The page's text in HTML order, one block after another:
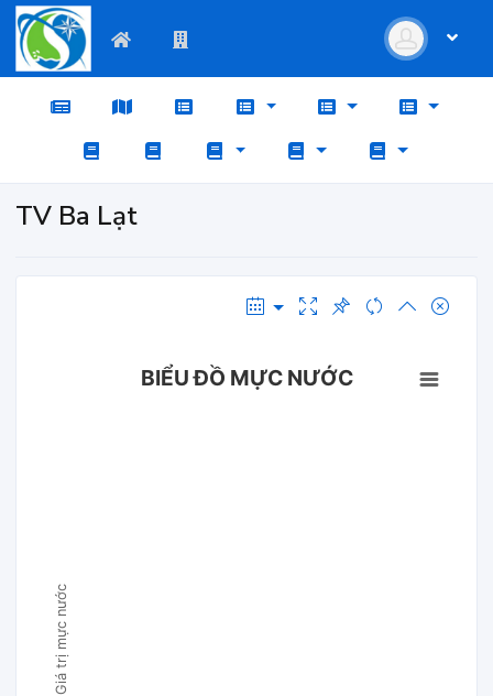
TV Ba Lạt
Giá trị mực nước
BIỂU ĐỒ MỰC NƯỚC